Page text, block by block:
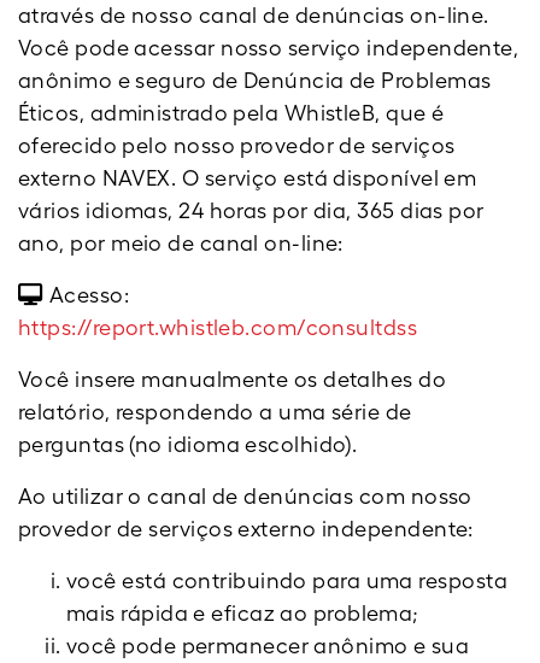
através de nosso canal de denúncias on-line.
Você pode acessar nosso serviço independente,
anônimo e seguro de Denúncia de Problemas
Éticos, administrado pela WhistleB, que é
oferecido pelo nosso provedor de serviços
externo NAVEX. O serviço está disponível em
vários idiomas, 24 horas por dia, 365 dias por
ano, por meio de canal on-line:
Acesso:
https://report.whistleb.com/consultdss
Você insere manualmente os detalhes do
relatório, respondendo a uma série de
perguntas (no idioma escolhido).
Ao utilizar o canal de denúncias com nosso
provedor de serviços externo independente:
você está contribuindo para uma resposta
mais rápida e eficaz ao problema;
você pode permanecer anônimo e sua